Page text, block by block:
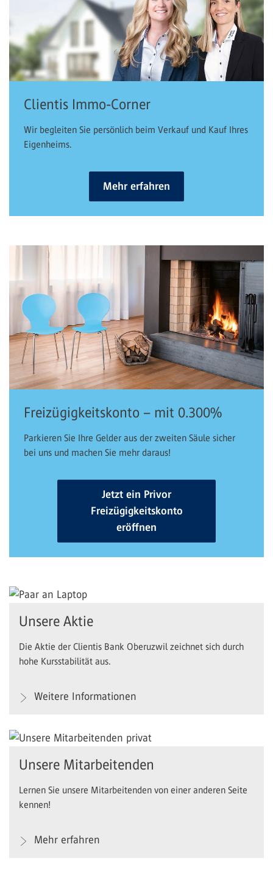
Clientis Immo-Corner
Wir begleiten Sie persönlich beim Verkauf und Kauf Ihres
Eigenheims.
Mehr erfahren
Freizügigkeitskonto – mit 0.300%
Parkieren Sie Ihre Gelder aus der zweiten Säule sicher
bei uns und machen Sie mehr daraus!
Jetzt ein Privor
Freizügigkeitskonto
eröffnen
Unsere Aktie
Die Aktie der Clientis Bank Oberuzwil zeichnet sich durch
hohe Kursstabilität aus.
Weitere Informationen
Unsere Mitarbeitenden
Lernen Sie unsere Mitarbeitenden von einer anderen Seite
kennen!
Mehr erfahren